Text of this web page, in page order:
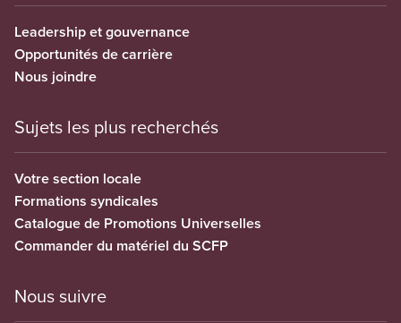
Leadership et gouvernance
Opportunités de carrière
Nous joindre
Sujets les plus recherchés
Votre section locale
Formations syndicales
Catalogue de Promotions Universelles
Commander du matériel du SCFP
Nous suivre